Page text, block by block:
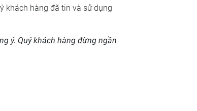
khách hàng đã tin và sử dụng
ý. Quý khách hàng đừng ngần